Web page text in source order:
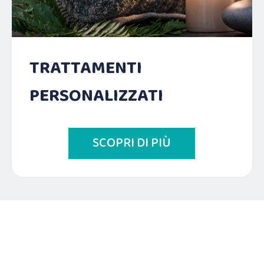
TRATTAMENTI
PERSONALIZZATI
SCOPRI DI PIÙ